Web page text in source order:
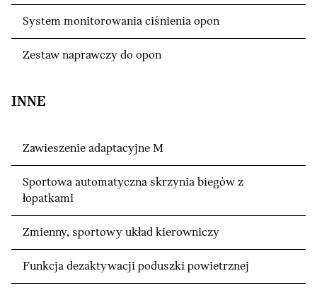
System monitorowania ciśnienia opon
Zestaw naprawczy do opon
INNE
Zawieszenie adaptacyjne M
Sportowa automatyczna skrzynia biegów z
łopatkami
Zmienny, sportowy układ kierowniczy
Funkcja dezaktywacji poduszki powietrznej